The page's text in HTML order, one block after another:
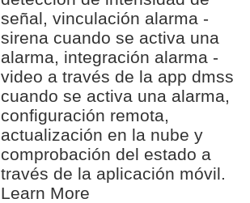
señal, vinculación alarma -
sirena cuando se activa una
alarma, integración alarma -
video a través de la app dmss
cuando se activa una alarma,
configuración remota,
actualización en la nube y
comprobación del estado a
través de la aplicación móvil.
Learn More